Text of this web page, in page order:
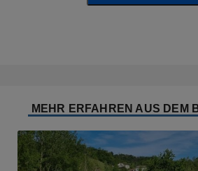
MEHR ERFAHREN AUS DEM